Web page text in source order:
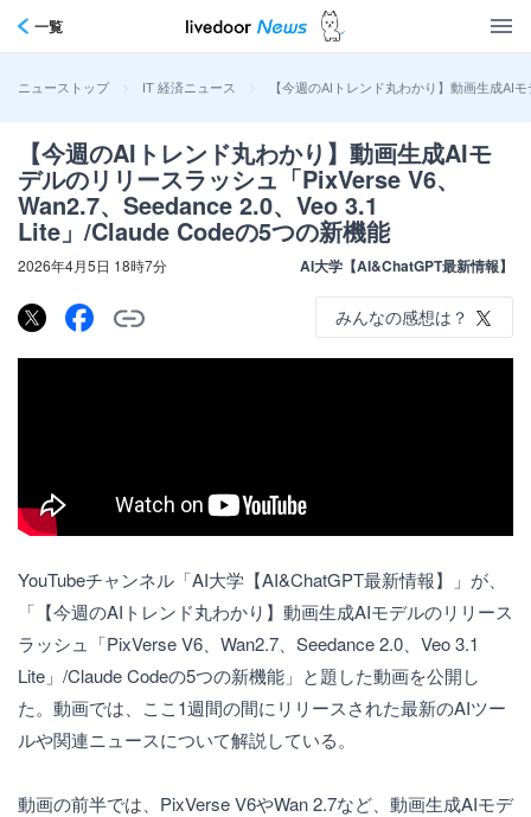
一覧
ニューストップ > IT 経済ニュース > 【今週のAIトレンド丸わかり】動画生成
【今週のAIトレンド丸わかり】動画生成AIモ
デルのリリースラッシュ「PixVerse V6、
Wan2.7、Seedance 2.0、Veo 3.1
Lite」/Claude Codeの5つの新機能
2026年4月5日 18時7分 AI大学【AI&ChatGPT最新情報】
みんなの感想は？
YouTubeチャンネル「AI大学【AI&ChatGPT最新情報】」が、
「【今週のAIトレンド丸わかり】動画生成AIモデルのリリース
ラッシュ「PixVerse V6、Wan2.7、Seedance 2.0、Veo 3.1
Lite」/Claude Codeの5つの新機能」と題した動画を公開し
た。動画では、ここ1週間の間にリリースされた最新のAIツー
ルや関連ニュースについて解説している。
動画の前半では、PixVerse V6やWan 2.7など、動画生成AIモデ